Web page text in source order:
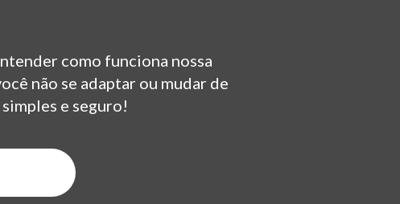
como funciona nossa
não se adaptar ou mudar de
e seguro!